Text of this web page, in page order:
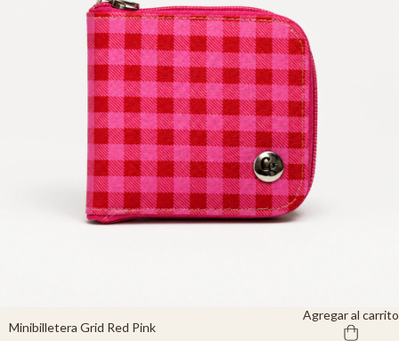
Minibilletera Grid Red Pink
Agregar al carrito